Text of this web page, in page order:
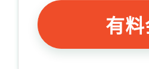
有